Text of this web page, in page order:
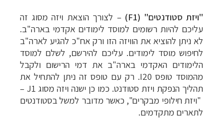
"ויזת סטודנטים" (F1
) – לצורך הוצאת ויזה מסוג זה
עליכם להיות רשומים למוסד לימודים אקדמי בארה"ב.
לא ניתן להוציא את הוויזה הזו ורק אח"כ להגיע לארה"ב
לחיפוש מוסד לימודים. עליכם להירשם, לשלם למוסד
הלימודים האקדמי בארה"ב את דמי הרישום ולקבל
מהמוסד טופס I20. רק עם טופס זה ניתן להתחיל את
תהליך הנפקת ויזת סטודנט. כמו כן ישנה ויזה מסוג J1
–
"ויזת חילופי מבקרים", כאשר מדובר למשל בסטודנטים
לתארים מתקדמים.